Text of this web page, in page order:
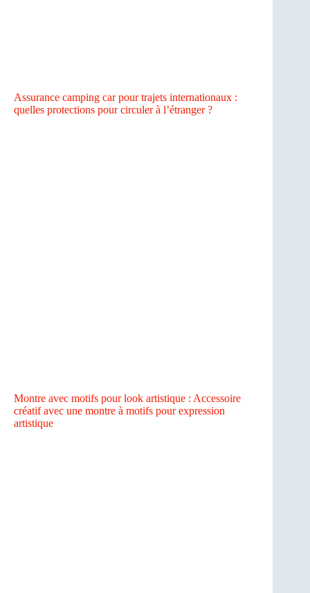
Assurance camping car pour trajets internationaux :
quelles protections pour circuler à l’étranger ?
Montre avec motifs pour look artistique : Accessoire
créatif avec une montre à motifs pour expression
artistique